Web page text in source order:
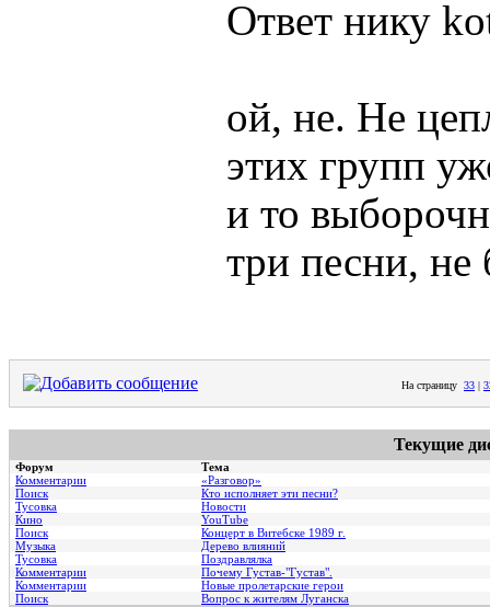
Ответ нику
ой, не. Не
этих групп
и то
три песни, не
На страницу 33 |
Текущие
Форум
Тема
Комментарии
«Разговор»
Поиск
Кто исполняет эти песни?
Тусовка
Новости
Кино
YouTube
Поиск
Концерт в Витебске 1989 г.
Музыка
Дерево влияний
Тусовка
Поздравлялка
Комментарии
Почему Густав-"Густав".
Комментарии
Hовые пролетарские герои
Поиск
Вопрос к жителям Луганска